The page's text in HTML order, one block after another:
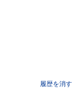
履歴を消す